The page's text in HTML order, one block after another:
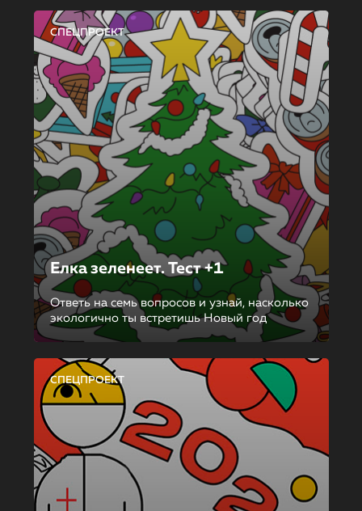
СПЕЦПРОЕКТ
Елка зеленеет. Тест +1
Ответь на семь вопросов и узнай, насколько
экологично ты встретишь Новый год
СПЕЦПРОЕКТ